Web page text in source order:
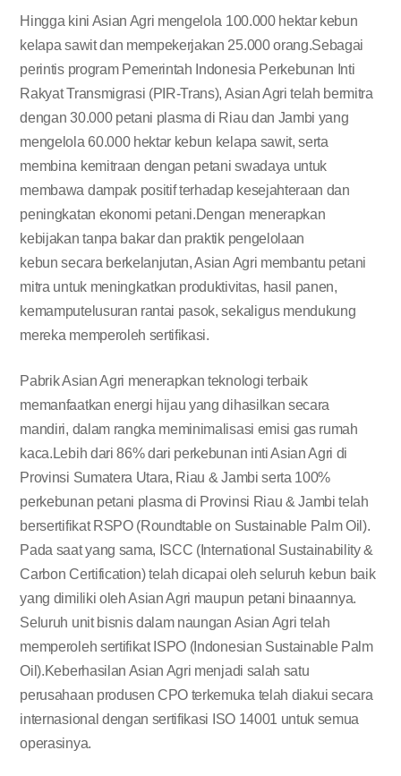
Hingga kini Asian Agri mengelola 100.000 hektar kebun
kelapa sawit dan mempekerjakan 25.000 orang.Sebagai
perintis program Pemerintah Indonesia Perkebunan Inti
Rakyat Transmigrasi (PIR-Trans), Asian Agri telah bermitra
dengan 30.000 petani plasma di Riau dan Jambi yang
mengelola 60.000 hektar kebun kelapa sawit, serta
membina kemitraan dengan petani swadaya untuk
membawa dampak positif terhadap kesejahteraan dan
peningkatan ekonomi petani.Dengan menerapkan
kebijakan tanpa bakar dan praktik pengelolaan
kebun secara berkelanjutan, Asian Agri membantu petani
mitra untuk meningkatkan produktivitas, hasil panen,
kemamputelusuran rantai pasok, sekaligus mendukung
mereka memperoleh sertifikasi.
Pabrik Asian Agri menerapkan teknologi terbaik
memanfaatkan energi hijau yang dihasilkan secara
mandiri, dalam rangka meminimalisasi emisi gas rumah
kaca.Lebih dari 86% dari perkebunan inti Asian Agri di
Provinsi Sumatera Utara, Riau & Jambi serta 100%
perkebunan petani plasma di Provinsi Riau & Jambi telah
bersertifikat RSPO (Roundtable on Sustainable Palm Oil).
Pada saat yang sama, ISCC (International Sustainability &
Carbon Certification) telah dicapai oleh seluruh kebun baik
yang dimiliki oleh Asian Agri maupun petani binaannya.
Seluruh unit bisnis dalam naungan Asian Agri telah
memperoleh sertifikat ISPO (Indonesian Sustainable Palm
Oil).Keberhasilan Asian Agri menjadi salah satu
perusahaan produsen CPO terkemuka telah diakui secara
internasional dengan sertifikasi ISO 14001 untuk semua
operasinya.